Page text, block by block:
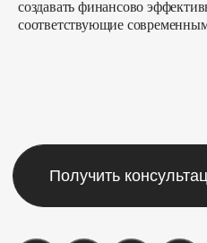
создавать финансово
соответствующие